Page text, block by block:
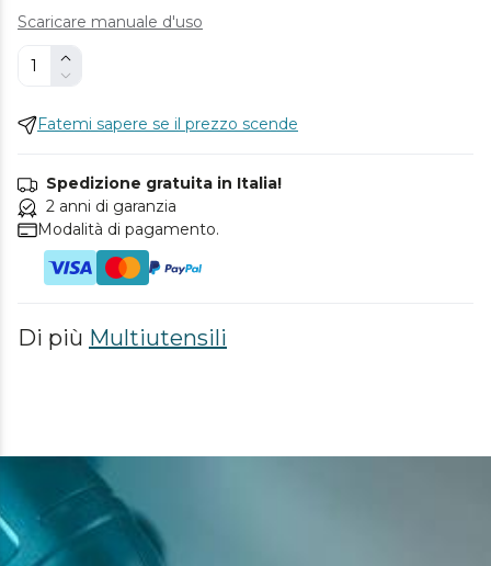
Scaricare manuale d'uso
Fatemi sapere se il prezzo scende
Spedizione gratuita in Italia!
2 anni di garanzia
Modalità di pagamento.
Di più Multiutensili